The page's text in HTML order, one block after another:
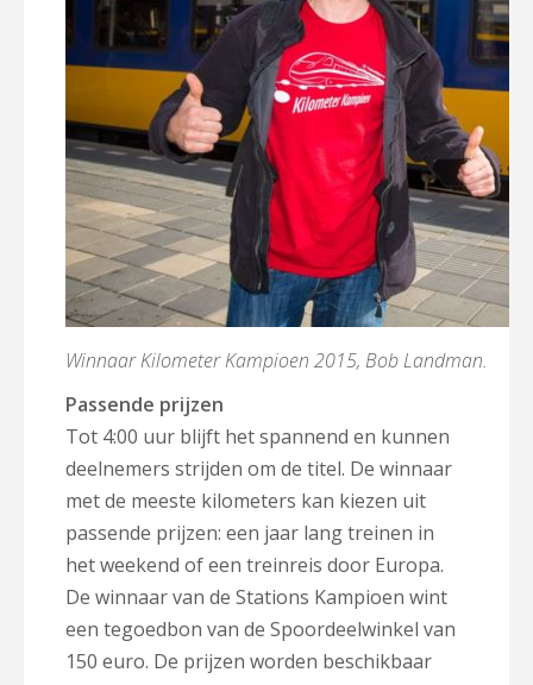
Winnaar Kilometer Kampioen 2015, Bob Landman.
Passende prijzen
Tot 4:00 uur blijft het spannend en kunnen
deelnemers strijden om de titel. De winnaar
met de meeste kilometers kan kiezen uit
passende prijzen: een jaar lang treinen in
het weekend of een treinreis door Europa.
De winnaar van de Stations Kampioen wint
een tegoedbon van de Spoordeelwinkel van
150 euro. De prijzen worden beschikbaar